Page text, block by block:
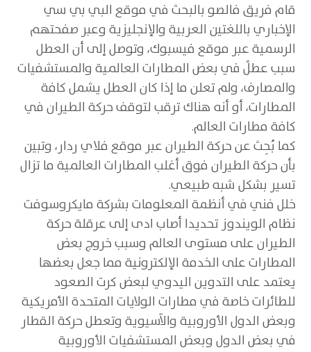
قام فريق فالصو بالبحث في موقع البي بي سي
الإخباري باللغتين العربية والإنجليزية وعبر صفحتهم
الرسمية عبر موقع فيسبوك، وتوصل إلى أن العطل
سبب عطلً في بعض المطارات العالمية والمستشفيات
والمصارف، ولم تعلن ما إذا كان العطل يشمل كافة
المطارات، أو أنه هناك ترقب لتوقف حركة الطيران في
كافة مطارات العالم.
كما بُحِث عن حركة الطيران عبر موقع فلاي ردار، وتبين
بأن حركة الطيران فوق أغلب المطارات العالمية ما تزال
تسير بشكل شبه طبيعي.
خلل فني في أنظمة المعلومات بشركة مايكروسوفت
نظام الويندوز تحديدا أصاب ادى إلى عرقلة حركة
الطيران على مستوى العالم وسبب خروج بعض
المطارات على الخدمة الإلكترونية مما جعل بعضها
يعتمد على التدوين اليدوي لبعض كرت الصعود
للطائرات خاصة في مطارات الولايات المتحدة الأمريكية
وبعض الدول الأوروبية والآسيوية وتعطل حركة القطار
في بعض الدول وبعض المستشفيات الأوروبية